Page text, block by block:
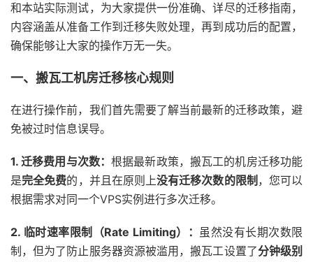
和本站实际测试，为大家提供一份准确、详尽的迁移指南，
内容涵盖从准备工作到迁移失败处理，再到成功后的配置，
确保能够让大家的操作万无一失。
一、搬瓦工机房迁移核心规则
在进行操作前，我们首先需要了解当前最新的迁移政策，避
免被过时信息误导。
1. 迁移费用与次数：根据最新政策，搬瓦工的机房迁移功能
是完全免费的，并且在原则上没有迁移次数的限制 ，您可以
根据需求对同一个VPS实例进行多次迁移。
2. 临时速率限制（Rate Limiting）： 虽然没有长期次数限
制，但为了防止服务器资源被滥用，搬瓦工设置了分钟级别